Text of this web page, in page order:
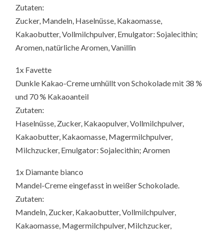
Zutaten:
Zucker, Mandeln, Haselnüsse, Kakaomasse,
Kakaobutter, Vollmilchpulver, Emulgator: Sojalecithin;
Aromen, natürliche Aromen, Vanillin
1x Favette
Dunkle Kakao-Creme umhüllt von Schokolade mit 38 %
und 70 % Kakaoanteil
Zutaten:
Haselnüsse, Zucker, Kakaopulver, Vollmilchpulver,
Kakaobutter, Kakaomasse, Magermilchpulver,
Milchzucker, Emulgator: Sojalecithin; Aromen
1x Diamante bianco
Mandel-Creme eingefasst in weißer Schokolade.
Zutaten:
Mandeln, Zucker, Kakaobutter, Vollmilchpulver,
Kakaomasse, Magermilchpulver, Milchzucker,